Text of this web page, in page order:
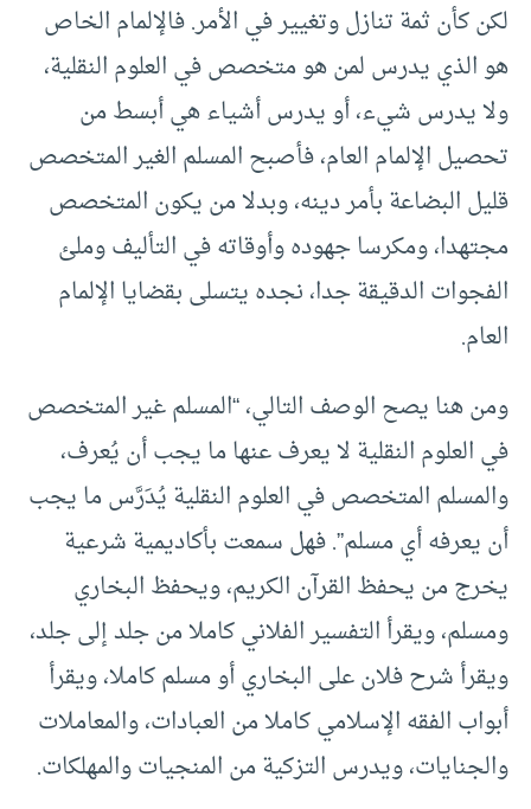
لكن كأن ثمة تنازل وتغيير في الأمر. فالإلمام الخاص
هو الذي يدرس لمن هو متخصص في العلوم النقلية،
ولا يدرس شيء، أو يدرس أشياء هي أبسط من
تحصيل الإلمام العام، فأصبح المسلم الغير المتخصص
قليل البضاعة بأمر دينه، وبدلا من يكون المتخصص
مجتهدا، ومكرسا جهوده وأوقاته في التأليف وملئ
الفجوات الدقيقة جدا، نجده يتسلى بقضايا الإلمام
العام.
ومن هنا يصح الوصف التالي، “المسلم غير المتخصص
في العلوم النقلية لا يعرف عنها ما يجب أن يُعرف،
والمسلم المتخصص في العلوم النقلية يُدَرَّس ما يجب
أن يعرفه أي مسلم”. فهل سمعت بأكاديمية شرعية
يخرج من يحفظ القرآن الكريم، ويحفظ البخاري
ومسلم، ويقرأ التفسير الفلاني كاملا من جلد إلى جلد،
ويقرأ شرح فلان على البخاري أو مسلم كاملا، ويقرأ
أبواب الفقه الإسلامي كاملا من العبادات، والمعاملات
والجنايات، ويدرس التزكية من المنجيات والمهلكات.